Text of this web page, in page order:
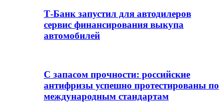
Т-Банк запустил для автодилеров
сервис финансирования выкупа
автомобилей
С запасом прочности: российские
антифризы успешно протестированы по
международным стандартам